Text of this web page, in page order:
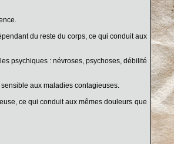
du reste du corps, ce qui conduit aux
psychiques : névroses, psychoses, débilité
aux maladies contagieuses.
ce qui conduit aux mêmes douleurs que